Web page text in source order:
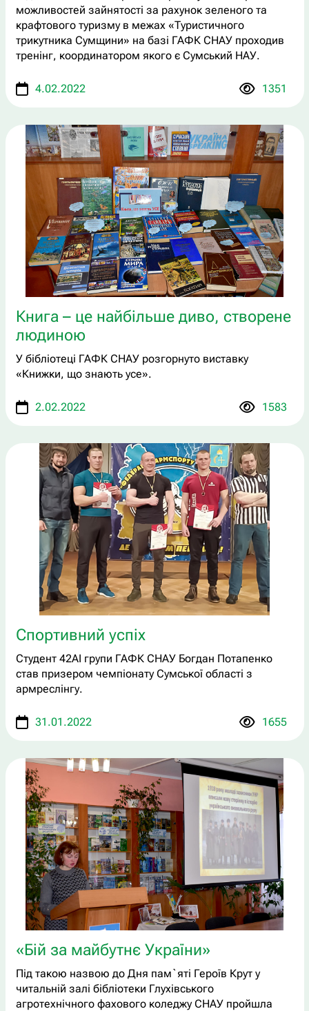
можливостей зайнятості за рахунок зеленого та
крафтового туризму в межах «Туристичного
трикутника Сумщини» на базі ГАФК СНАУ проходив
тренінг, координатором якого є Сумський НАУ.
4.02.2022 1351
Книга – це найбільше диво, створене
людиною
У бібліотеці ГАФК СНАУ розгорнуто виставку
«Книжки, що знають усе».
2.02.2022 1583
Спортивний успіх
Студент 42АІ групи ГАФК СНАУ Богдан Потапенко
став призером чемпіонату Сумської області з
армреслінгу.
31.01.2022 1655
«Бій за майбутнє України»
Під такою назвою до Дня пам`яті Героїв Крут у
читальній залі бібліотеки Глухівського
агротехнічного фахового коледжу СНАУ пройшла